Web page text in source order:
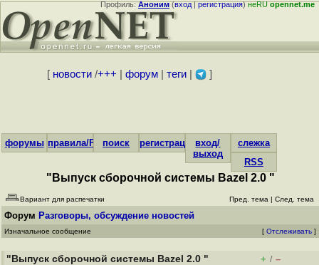
Профиль:Аноним(вход|регистрация)неRUopennet.me
[ новости/+++ форум| теги| ]
форумы правила/FAQпоиск регистрациявход/
выход
слежка
RSS
"Выпуск сборочной системы Bazel 2.0 "
Вариант для распечатки Пред. тема | След. тема
Форум Разговоры, обсуждение новостей
Изначальное сообщение [ Отслеживать ]
"Выпуск сборочной системы Bazel 2.0 " + / –